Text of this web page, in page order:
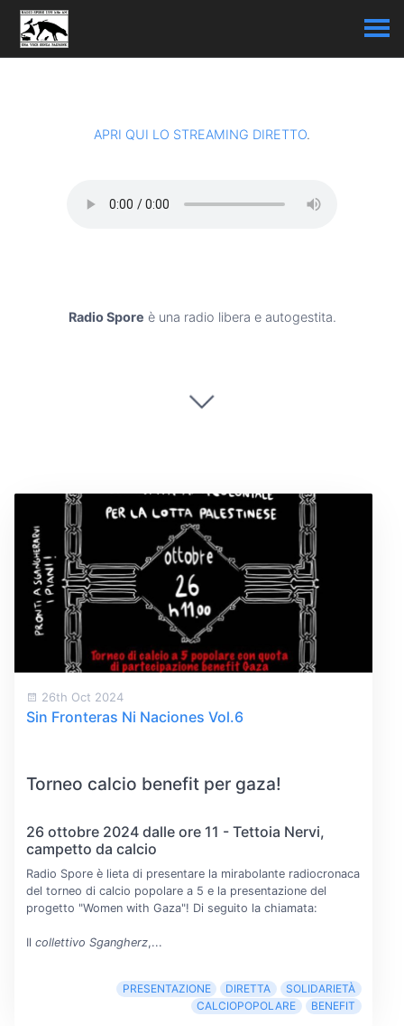
APRI QUI LO STREAMING DIRETTO.
Radio Spore è una radio libera e autogestita.
26th Oct 2024
Sin Fronteras Ni Naciones Vol.6
Torneo calcio benefit per gaza!
26 ottobre 2024 dalle ore 11 - Tettoia Nervi,
campetto da calcio
Radio Spore è lieta di presentare la mirabolante radiocronaca
del torneo di calcio popolare a 5 e la presentazione del
progetto "Women with Gaza"! Di seguito la chiamata:
Il collettivo Sgangherz,...
PRESENTAZIONE DIRETTA
SOLIDARIETÀ
CALCIOPOPOLARE
BENEFIT